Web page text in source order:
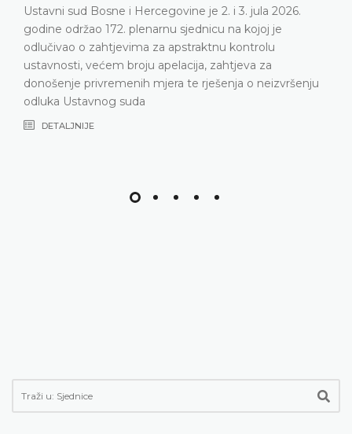
Ustavni sud Bosne i Hercegovine održat će 172.
plenarnu sjednicu 2. i 3. jula 2026. godine
DETALJNIJE